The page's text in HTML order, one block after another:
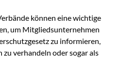
können eine wichtige
um Mitgliedsunternehmen
zu informieren,
verhandeln oder sogar als